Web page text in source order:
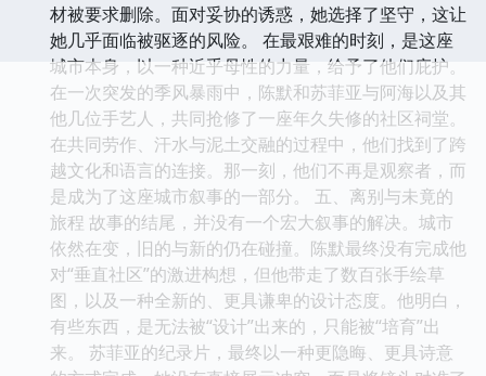
材被要求删除。面对妥协的诱惑，她选择了坚守，这让
她几乎面临被驱逐的风险。 在最艰难的时刻，是这座
城市本身，以一种近乎母性的力量，给予了他们庇护。
在一次突发的季风暴雨中，陈默和苏菲亚与阿海以及其
他几位手艺人，共同抢修了一座年久失修的社区祠堂。
在共同劳作、汗水与泥土交融的过程中，他们找到了跨
越文化和语言的连接。那一刻，他们不再是观察者，而
是成为了这座城市叙事的一部分。 五、离别与未竟的
旅程 故事的结尾，并没有一个宏大叙事的解决。城市
依然在变，旧的与新的仍在碰撞。陈默最终没有完成他
对“垂直社区”的激进构想，但他带走了数百张手绘草
图，以及一种全新的、更具谦卑的设计态度。他明白，
有些东西，是无法被“设计”出来的，只能被“培育”出
来。 苏菲亚的纪录片，最终以一种更隐晦、更具诗意